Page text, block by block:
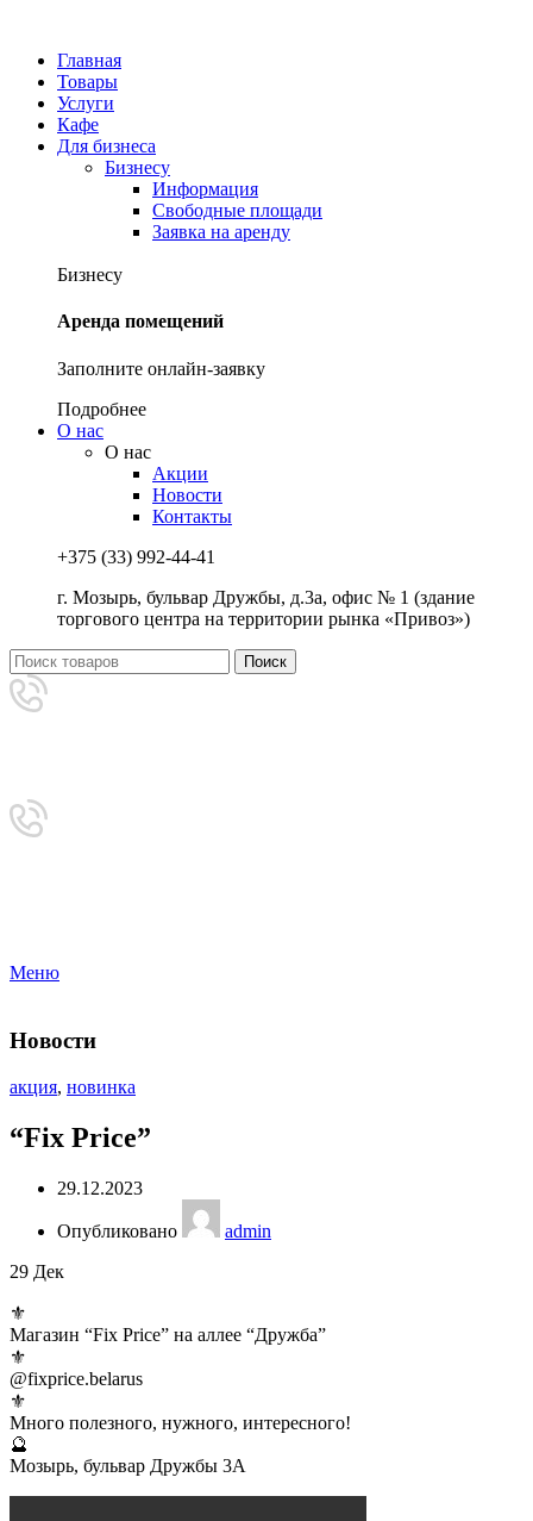
Главная
Товары
Услуги
Кафе
Для бизнеса
Бизнесу
Информация
Свободные площади
Заявка на аренду
Бизнесу
Аренда помещений
Заполните онлайн-заявку
Подробнее
О нас
О нас
Акции
Новости
Контакты
+375 (33) 992-44-41
г. Мозырь, бульвар Дружбы, д.3а, офис № 1 (здание
торгового центра на территории рынка «Привоз»)
Поиск
Меню
Новости
акция, новинка
“Fix Price”
29.12.2023
Опубликовано
admin
29 Дек
⚜️
Магазин “Fix Price” на аллее “Дружба”
⚜️
@fixprice.belarus
⚜️
Много полезного, нужного, интересного!
🔮
Мозырь, бульвар Дружбы 3А